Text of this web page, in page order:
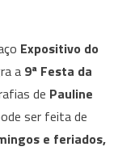
Expositivo do
a 9ª Festa da
de Pauline
ser feita de
e feriados,